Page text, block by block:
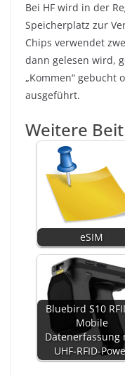
Bei HF wird in der
Speicherplatz zur
Chips verwendet
dann gelesen wird,
„Kommen“ gebucht
ausgeführt.
Weitere
eSIM
Bluebird S10
Mobile
Datenerfassung
UHF-RFID-